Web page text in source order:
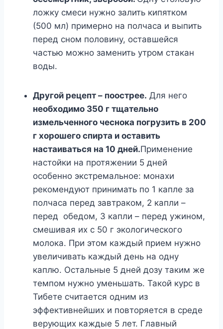
ложку смеси нужно залить кипятком
(500 мл) примерно на полчаса и выпить
перед сном половину, оставшейся
частью можно заменить утром стакан
воды.
Другой рецепт – поострее. Для него
необходимо 350 г тщательно
измельченного чеснока погрузить в 200
г хорошего спирта и оставить
настаиваться на 10 дней.Применение
настойки на протяжении 5 дней
особенно экстремальное: монахи
рекомендуют принимать по 1 капле за
полчаса перед завтраком, 2 капли –
перед обедом, 3 капли – перед ужином,
смешивая их с 50 г экологического
молока. При этом каждый прием нужно
увеличивать каждый день на одну
каплю. Остальные 5 дней дозу таким же
темпом нужно уменьшать. Такой курс в
Тибете считается одним из
эффективнейших и повторяется в среде
верующих каждые 5 лет. Главный